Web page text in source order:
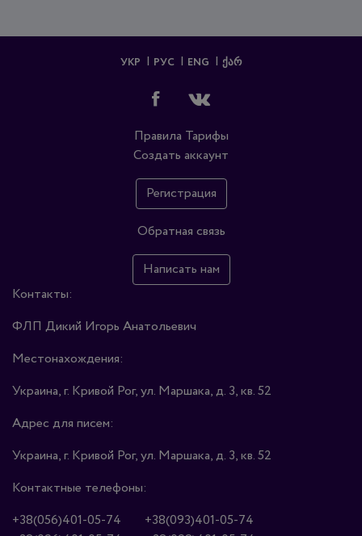
УКР РУС ENG ᲥᲐᲠ
Правила Тарифы
Создать аккаунт
Регистрация
Обратная связь
Написать нам
Контакты:
ФЛП Дикий Игорь Анатольевич
Местонахождения:
Украина, г. Кривой Рог, ул. Маршака, д. 3, кв. 52
Адрес для писем:
Украина, г. Кривой Рог, ул. Маршака, д. 3, кв. 52
Контактные телефоны:
+38(056)401-05-74
+38(093)401-05-74